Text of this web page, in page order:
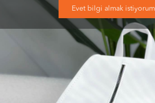
Evet bilgi almak istiyorum